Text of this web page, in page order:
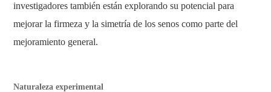
investigadores también están explorando su potencial para
mejorar la firmeza y la simetría de los senos como parte del
mejoramiento general.
Naturaleza experimental